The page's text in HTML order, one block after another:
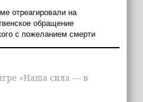
отреагировали на
обращение
с пожеланием смерти
«Наша сила — в